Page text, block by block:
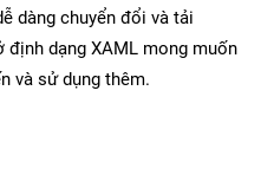
dàng chuyển đổi và tải
định dạng XAML mong muốn
và sử dụng thêm.